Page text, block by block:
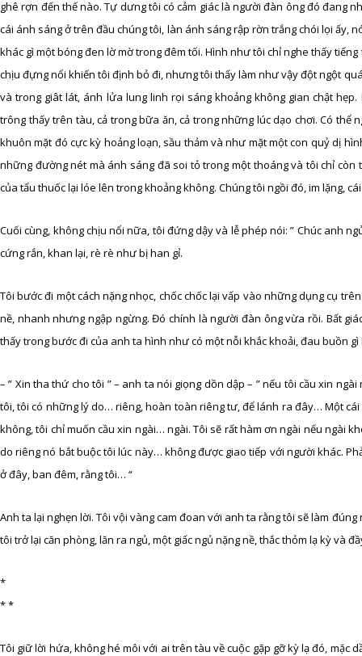
ghê rợn đến thế nào. Tự dưng tôi có cảm giác là người đàn ông đó đang
cái ánh sáng ở trên đầu chúng tôi, làn ánh sáng rập rờn trắng chói lọi ấy,
khác gì một bóng đen lờ mờ trong đêm tối. Hình như tôi chỉ nghe thấy
chịu đựng nổi khiến tôi định bỏ đi, nhưng tôi thấy làm như vậy đột ngột
và trong giât lát, ánh lửa lung linh rọi sáng khoảng không gian chật
trông thấy trên tàu, cả trong bữa ăn, cả trong những lúc dạo chơi. Có thể
khuôn mặt đó cực kỳ hoảng loạn, sầu thảm và như mặt một con quỷ dị
những đường nét mà ánh sáng đã soi tỏ trong một thoáng và tôi chỉ
của tẩu thuốc lại lóe lên trong khoảng không. Chúng tôi ngồi đó, im lặng,
Cuối cùng, không chịu nổi nữa, tôi đứng dậy và lễ phép nói: ” Chúc anh
cứng rắn, khan lại, rè rè như bị han gỉ.
Tôi bước đi một cách nặng nhọc, chốc chốc lại vấp vào những dụng cụ
nề, nhanh nhưng ngập ngừng. Đó chính là người đàn ông vừa rồi. Bất
thấy trong bước đi của anh ta hình như có một nỗi khắc khoải, đau buồn gì
– ” Xin tha thứ cho tôi ” – anh ta nói giọng dồn dập – ” nếu tôi cầu xin
tôi, tôi có những lý do… riêng, hoàn toàn riêng tư, để lánh ra đây… Một
không, tôi chỉ muốn cầu xin ngài… ngài. Tôi sẽ rất hàm ơn ngài nếu ngài
do riêng nó bắt buộc tôi lúc này… không được giao tiếp với người khác.
ở đây, ban đêm, rằng tôi… “
Anh ta lại nghẹn lời. Tôi vội vàng cam đoan với anh ta rằng tôi sẽ làm
tôi trở lại căn phòng, lăn ra ngủ, một giấc ngủ nặng nề, thắc thỏm lạ kỳ và
*
* *
Tôi giữ lời hứa, không hé môi với ai trên tàu về cuộc gặp gỡ kỳ lạ đó, mặc